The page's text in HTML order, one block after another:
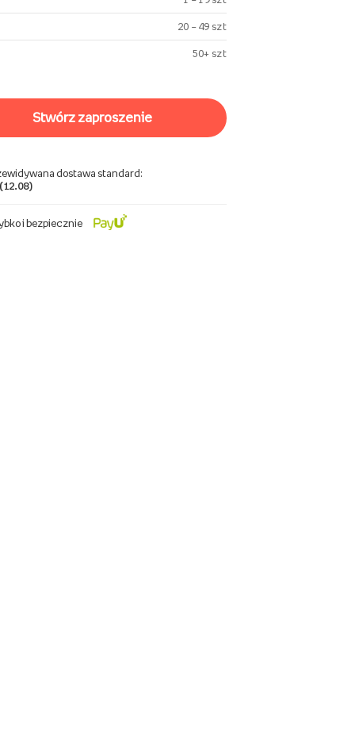
20 – 49 szt
50+ szt
stwórz zaproszenie
dostawa standard:
i bezpiecznie